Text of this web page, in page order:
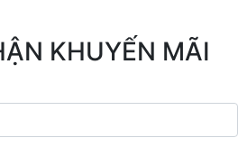
KHUYẾN MÃI